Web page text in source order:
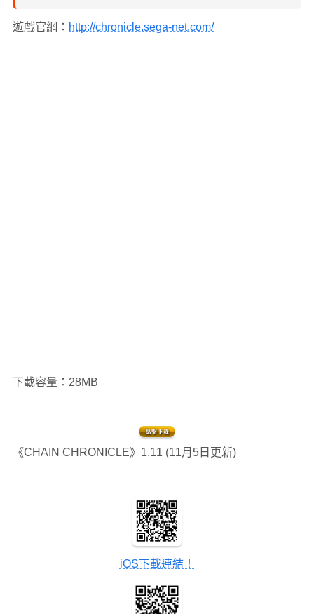
遊戲官網： http://chronicle.sega-net.com/
下載容量：28MB
《CHAIN CHRONICLE》1.11 (11月5日更新)
iOS下載連結！